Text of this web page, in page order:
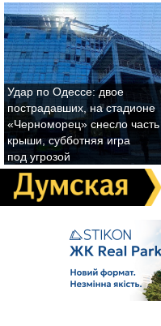
Удар по Одессе: двое
пострадавших, на стадионе
«Черноморец» снесло часть
крыши, субботняя игра
под угрозой